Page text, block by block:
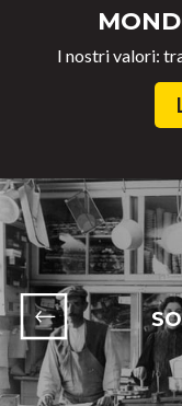
I nostri valori: